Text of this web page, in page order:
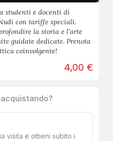
studenti e docenti di
con tariffe speciali.
la storia e l’arte
guidate dedicate. Prenota
coinvolgente!
4,00 €
visita e ottieni subito i